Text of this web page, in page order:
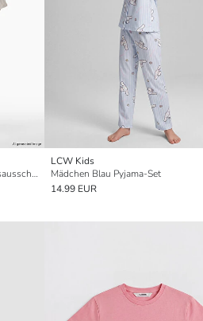
Mädchen Pyjama-Set mit Rundhalsausschnitt
LCW Kids
Mädchen Blau Pyjama-Set
14.99 EUR